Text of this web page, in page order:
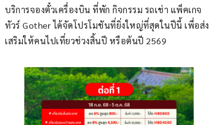
บริการจองตั๋วเครื่องบิน ที่พัก กิจกรรม รถเช่า แพ็คเกจ
ทัวร์ Gother ได้จัดโปรโมชันที่ยิ่งใหญ่ที่สุดในปีนี้ เพื่อส่ง
เสริมให้คนไปเที่ยวช่วงสิ้นปี หรือต้นปี 2569